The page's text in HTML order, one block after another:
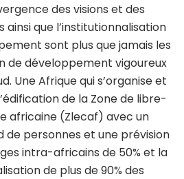
des visions et des
ainsi que l’institutionnalisation
sont plus que jamais les
de développement vigoureux
Une Afrique qui s’organise et
de la Zone de libre-
africaine (Zlecaf) avec un
de personnes et une prévision
intra-africains de 50% et la
de plus de 90% des